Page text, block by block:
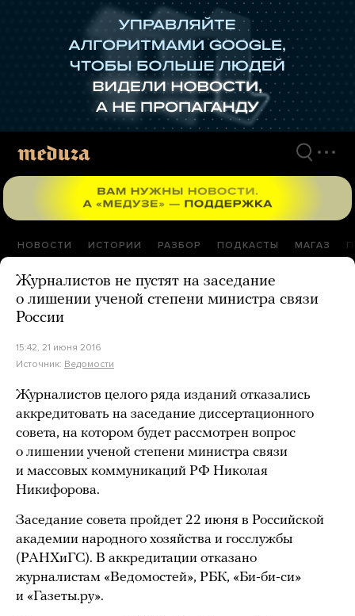
НОВОСТИ ИСТОРИИ РАЗБОР ПОДКАСТЫ МАГАЗ
Журналистов не пустят на заседание
о лишении ученой степени министра связи
России
15:42, 21 июня 2016
Источник: Ведомости
Журналистов целого ряда изданий отказались
аккредитовать на заседание диссертационного
совета, на котором будет рассмотрен вопрос
о лишении ученой степени министра связи
и массовых коммуникаций РФ Николая
Никифорова.
Заседание совета пройдет 22 июня в Российской
академии народного хозяйства и госслужбы
(РАНХиГС). В аккредитации отказано
журналистам «Ведомостей», РБК, «Би-би-си»
и «Газеты.ру».